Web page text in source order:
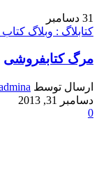
31 دسامبر
کتابلاگ : وبلاگ کتاب
مرگ کتابفروشی
ارسال توسط
دسامبر 31, 2013
0